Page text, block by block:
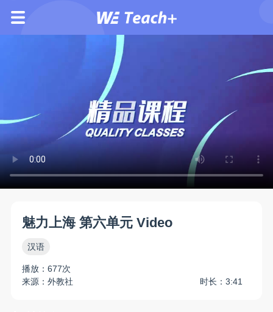
魅力上海 第六单元 Video
汉语
播放：677次
来源：外教社
时长：3:41